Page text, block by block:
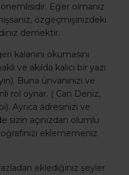
Eğer olmanız
özgeçmişinizdeki
demektir.
kalanını okumasını
ve akılda kalıcı bir yazı
Buna ünvanınızı ve
rol oynar. ( Can Deniz,
Ayrıca adresinizi ve
sizin açınızdan olumlu
eklememeniz
eklediğiniz şeyler